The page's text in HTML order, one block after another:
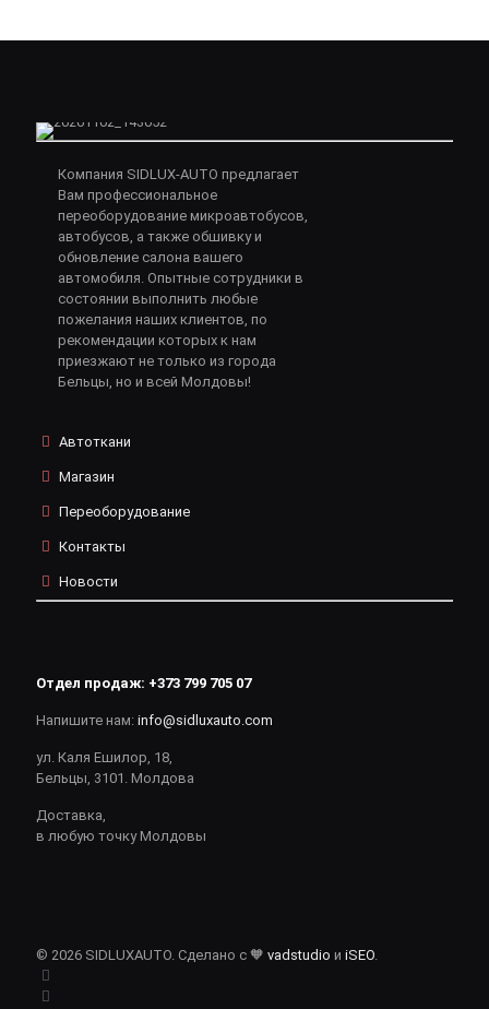
Компания SIDLUX-AUTO предлагает
Вам профессиональное
переоборудование микроавтобусов,
автобусов, а также обшивку и
обновление салона вашего
автомобиля. Опытные сотрудники в
состоянии выполнить любые
пожелания наших клиентов, по
рекомендации которых к нам
приезжают не только из города
Бельцы, но и всей Молдовы!
Автоткани
Магазин
Переоборудование
Контакты
Новости
Отдел продаж: +373 799 705 07
Напишите нам: info@sidluxauto.com
ул. Каля Ешилор, 18,
Бельцы, 3101. Молдова
Доставка,
в любую точку Молдовы
© 2026 SIDLUXAUTO. Сделано с 🧡 vadstudio и iSEO.